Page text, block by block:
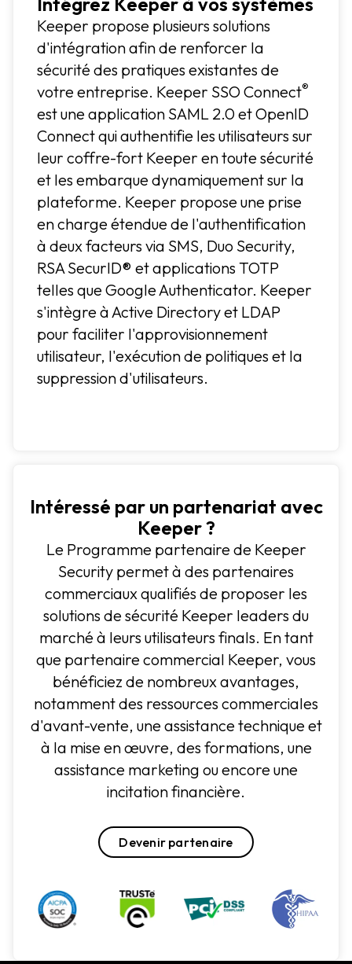
Keeper propose plusieurs solutions
d'intégration afin de renforcer la
sécurité des pratiques existantes de
votre entreprise. Keeper SSO Connect®
est une application SAML 2.0 et OpenID
Connect qui authentifie les utilisateurs sur
leur coffre-fort Keeper en toute sécurité
et les embarque dynamiquement sur la
plateforme. Keeper propose une prise
en charge étendue de l'authentification
à deux facteurs via SMS, Duo Security,
RSA SecurID® et applications TOTP
telles que Google Authenticator. Keeper
s'intègre à Active Directory et LDAP
pour faciliter l'approvisionnement
utilisateur, l'exécution de politiques et la
suppression d'utilisateurs.
Intéressé par un partenariat avec
Keeper ?
Le Programme partenaire de Keeper
Security permet à des partenaires
commerciaux qualifiés de proposer les
solutions de sécurité Keeper leaders du
marché à leurs utilisateurs finals. En tant
que partenaire commercial Keeper, vous
bénéficiez de nombreux avantages,
notamment des ressources commerciales
d'avant-vente, une assistance technique et
à la mise en œuvre, des formations, une
assistance marketing ou encore une
incitation financière.
Devenir partenaire